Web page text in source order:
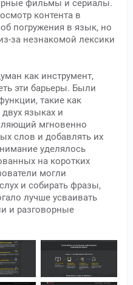
фильмы и сериалы.
контента в
погружения в язык, но
за незнакомой лексики
как инструмент,
эти барьеры. Были
такие как
языках и
мгновенно
слов и добавлять их
уделялось
на коротких
могли
и собирать фразы,
лучше усваивать
и разговорные